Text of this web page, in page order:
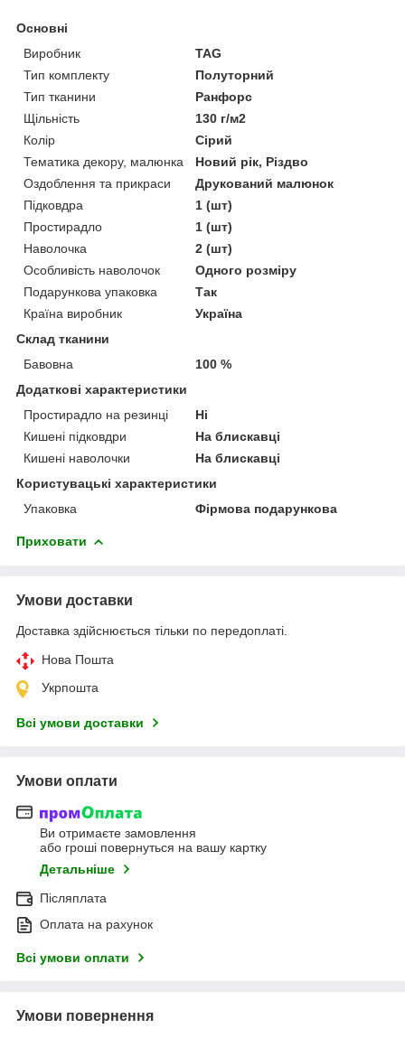
Основні
Виробник
TAG
Тип комплекту
Полуторний
Тип тканини
Ранфорс
Щільність
130 г/м2
Колір
Сірий
Тематика декору, малюнка
Новий рік, Різдво
Оздоблення та прикраси
Друкований малюнок
Підковдра
1 (шт)
Простирадло
1 (шт)
Наволочка
2 (шт)
Особливість наволочок
Одного розміру
Подарункова упаковка
Так
Країна виробник
Україна
Склад тканини
Бавовна
100 %
Додаткові характеристики
Простирадло на резинці
Ні
Кишені підковдри
На блискавці
Кишені наволочки
На блискавці
Користувацькі характеристики
Упаковка
Фірмова подарункова
Приховати
Умови доставки
Доставка здійснюється тільки по передоплаті.
Нова Пошта
Укрпошта
Всі умови доставки
Умови оплати
Ви отримаєте замовлення
або гроші повернуться на вашу картку
Детальніше
Післяплата
Оплата на рахунок
Всі умови оплати
Умови повернення